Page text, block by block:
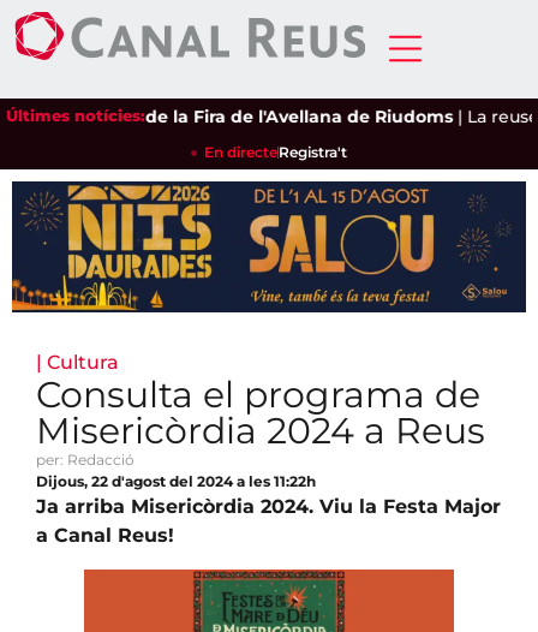
Últimes notícies:
de la Fira de l'Avellana de Riudoms|La reusenca Ari
En directeRegistra't
| Cultura
Consulta el programa de
Misericòrdia 2024 a Reus
per: Redacció
Dijous, 22 d'agost del 2024 a les 11:22h
Ja arriba Misericòrdia 2024. Viu la Festa Major
a Canal Reus!